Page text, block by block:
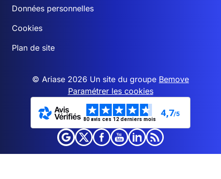
Données personnelles
Cookies
Plan de site
© Ariase 2026 Un site du groupe Bemove
Paramétrer les cookies
80 avis ces 12 derniers mois
4,7/5